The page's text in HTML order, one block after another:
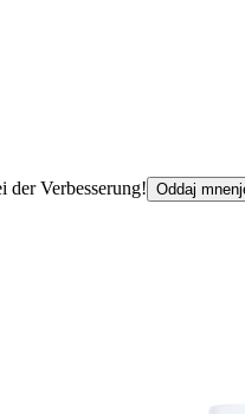
der Verbesserung! Oddaj